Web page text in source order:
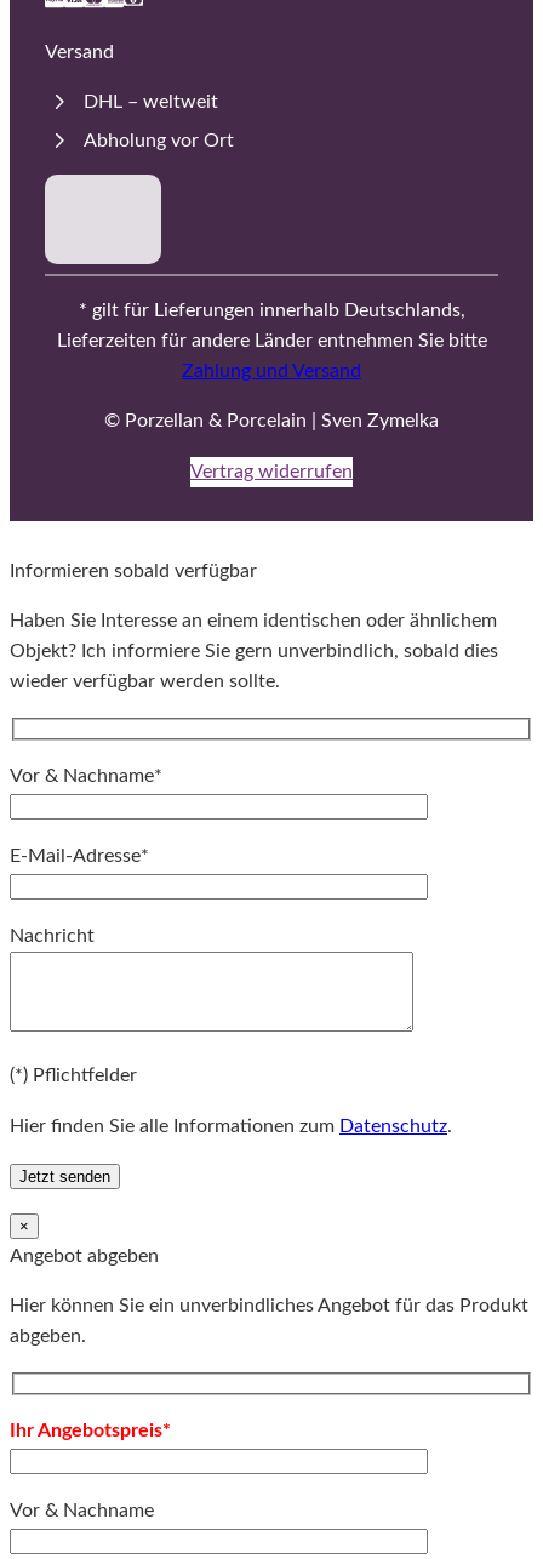
Versand
DHL – weltweit
Abholung vor Ort
* gilt für Lieferungen innerhalb Deutschlands,
Lieferzeiten für andere Länder entnehmen Sie bitte
Zahlung und Versand
© Porzellan & Porcelain | Sven Zymelka
Vertrag widerrufen
Informieren sobald verfügbar
Haben Sie Interesse an einem identischen oder ähnlichem
Objekt? Ich informiere Sie gern unverbindlich, sobald dies
wieder verfügbar werden sollte.
Vor & Nachname*
E-Mail-Adresse*
Nachricht
(*) Pflichtfelder
Hier finden Sie alle Informationen zum Datenschutz.
×
Angebot abgeben
Hier können Sie ein unverbindliches Angebot für das Produkt
abgeben.
Ihr Angebotspreis*
Vor & Nachname